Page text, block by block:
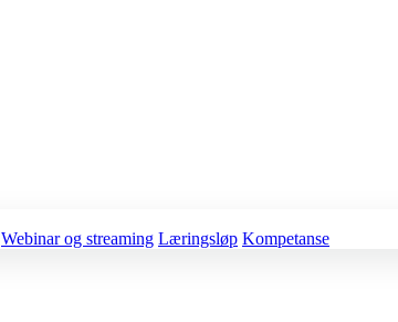
Webinar og streaming Læringsløp Kompetanse